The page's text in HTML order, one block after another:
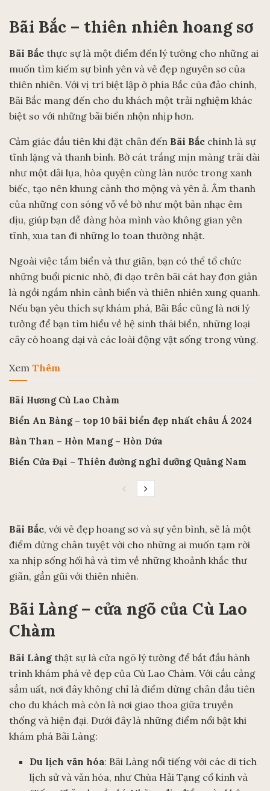
Bãi Bắc – thiên nhiên hoang sơ
Bãi Bắc thực sự là một điểm đến lý tưởng cho những ai
muốn tìm kiếm sự bình yên và vẻ đẹp nguyên sơ của
thiên nhiên. Với vị trí biệt lập ở phía Bắc của đảo chính,
Bãi Bắc mang đến cho du khách một trải nghiệm khác
biệt so với những bãi biển nhộn nhịp hơn.
Cảm giác đầu tiên khi đặt chân đến Bãi Bắc chính là sự
tĩnh lặng và thanh bình. Bờ cát trắng mịn màng trải dài
như một dải lụa, hòa quyện cùng làn nước trong xanh
biếc, tạo nên khung cảnh thơ mộng và yên ả. Âm thanh
của những con sóng vỗ về bờ như một bản nhạc êm
dịu, giúp bạn dễ dàng hòa mình vào không gian yên
tĩnh, xua tan đi những lo toan thường nhật.
Ngoài việc tắm biển và thư giãn, bạn có thể tổ chức
những buổi picnic nhỏ, đi dạo trên bãi cát hay đơn giản
là ngồi ngắm nhìn cảnh biển và thiên nhiên xung quanh.
Nếu bạn yêu thích sự khám phá, Bãi Bắc cũng là nơi lý
tưởng để bạn tìm hiểu về hệ sinh thái biển, những loại
cây cỏ hoang dại và các loài động vật sống trong vùng.
Xem Thêm
Bãi Hương Cù Lao Chàm
Biển An Bàng – top 10 bãi biển đẹp nhất châu Á 2024
Bàn Than – Hòn Mang – Hòn Dứa
Biển Cửa Đại – Thiên đường nghỉ dưỡng Quảng Nam
Bãi Bắc, với vẻ đẹp hoang sơ và sự yên bình, sẽ là một
điểm dừng chân tuyệt vời cho những ai muốn tạm rời
xa nhịp sống hối hả và tìm về những khoảnh khắc thư
giãn, gần gũi với thiên nhiên.
Bãi Làng – cửa ngõ của Cù Lao
Chàm
Bãi Làng thật sự là cửa ngõ lý tưởng để bắt đầu hành
trình khám phá vẻ đẹp của Cù Lao Chàm. Với cầu cảng
sầm uất, nơi đây không chỉ là điểm dừng chân đầu tiên
cho du khách mà còn là nơi giao thoa giữa truyền
thống và hiện đại. Dưới đây là những điểm nổi bật khi
khám phá Bãi Làng:
Du lịch văn hóa: Bãi Làng nổi tiếng với các di tích
lịch sử và văn hóa, như Chùa Hải Tạng cổ kính và